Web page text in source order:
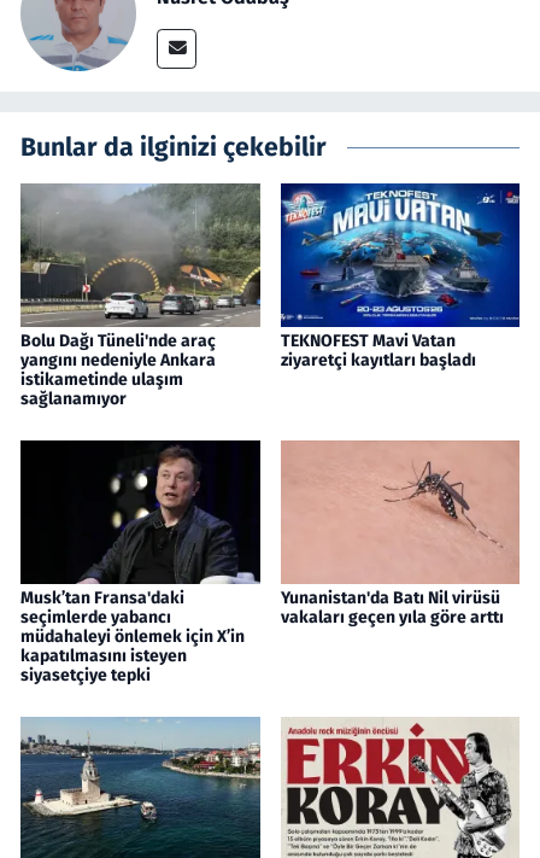
Bunlar da ilginizi çekebilir
Bolu Dağı Tüneli'nde araç
yangını nedeniyle Ankara
istikametinde ulaşım
sağlanamıyor
TEKNOFEST Mavi Vatan
ziyaretçi kayıtları başladı
Musk’tan Fransa'daki
seçimlerde yabancı
müdahaleyi önlemek için X’in
kapatılmasını isteyen
siyasetçiye tepki
Yunanistan'da Batı Nil virüsü
vakaları geçen yıla göre arttı